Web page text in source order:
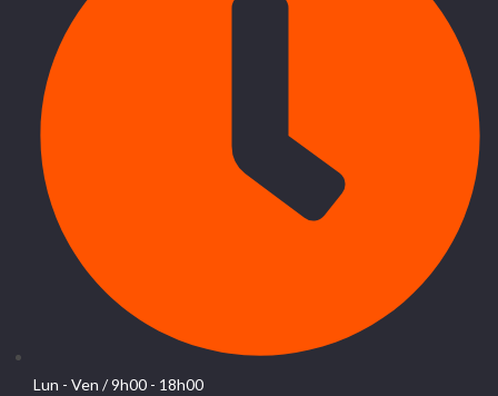
Lun - Ven / 9h00 - 18h00